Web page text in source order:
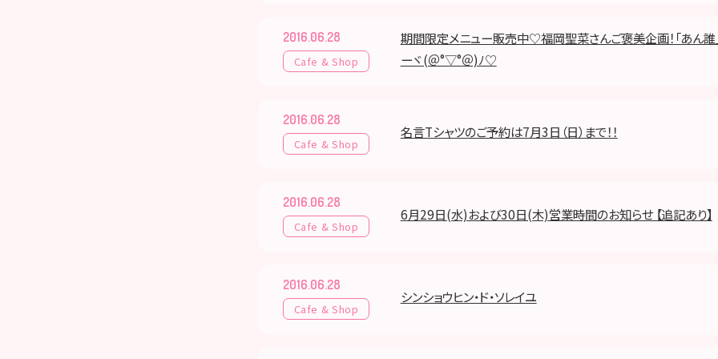
2016.06.28
Cafe & Shop
期間限定メニュー販売中♡福岡聖菜さんご褒美企画！「あん誰
ーヾ(＠°▽°＠)ﾉ​♡
2016.06.28
Cafe & Shop
名言Tシャツのご予約は7月3日（日）まで！！
2016.06.28
Cafe & Shop
6月29日(水)および30日(木)営業時間のお知らせ 【追記あり】
2016.06.28
Cafe & Shop
シンショウヒン・ド・ソレイユ